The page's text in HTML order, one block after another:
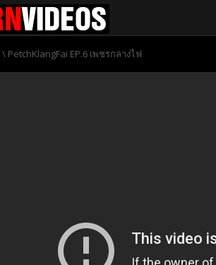
\ PetchKlangFai EP.6 เพชรกลางไฟ